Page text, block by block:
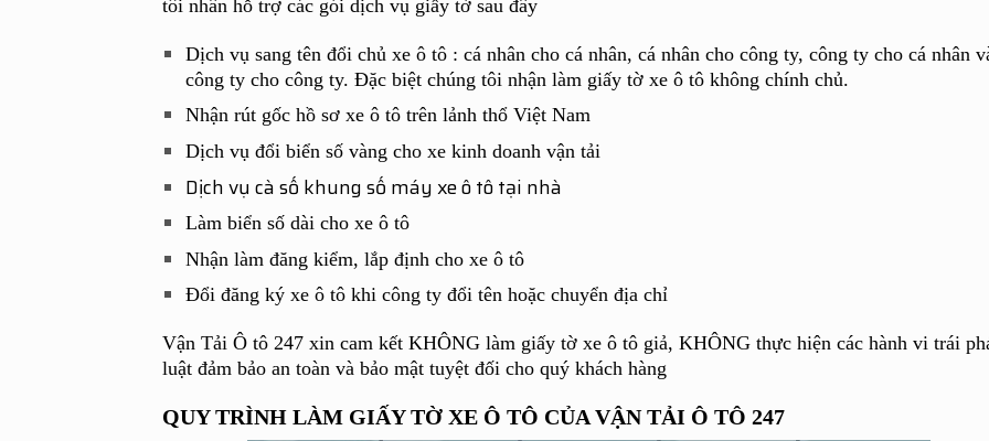
tôi nhân hỗ trợ các gói dịch vụ giấy tờ sau đây
Dịch vụ sang tên đổi chủ xe ô tô: cá nhân cho cá nhân, cá nhân cho công ty, công ty cho cá nhân
công ty cho công ty. Đặc biệt chúng tôi nhận làm giấy tờ xe ô tô không chính chủ.
Nhận rút gốc hồ sơ xe ô tôtrên lảnh thổ Việt Nam
Dịch vụ đổi biển số vàng cho xe kinh doanh vận tải
Dịch vụ cà số khung số máy xe ô tô tại nhà
Làm biển số dài cho xe ô tô
Nhận làm đăng kiểm, lắp định cho xe ô tô
Đổi đăng ký xe ô tô khi công ty đổi tên hoặc chuyển địa chỉ
Vận Tải Ô tô 247 xin cam kết KHÔNG làm giấy tờ xe ô tô giả, KHÔNG thực hiện các hành vi trái
luật đảm bảo an toàn và bảo mật tuyệt đối cho quý khách hàng
QUY TRÌNH LÀM GIẤY TỜ XE Ô TÔ CỦA VẬN TẢI Ô TÔ 247